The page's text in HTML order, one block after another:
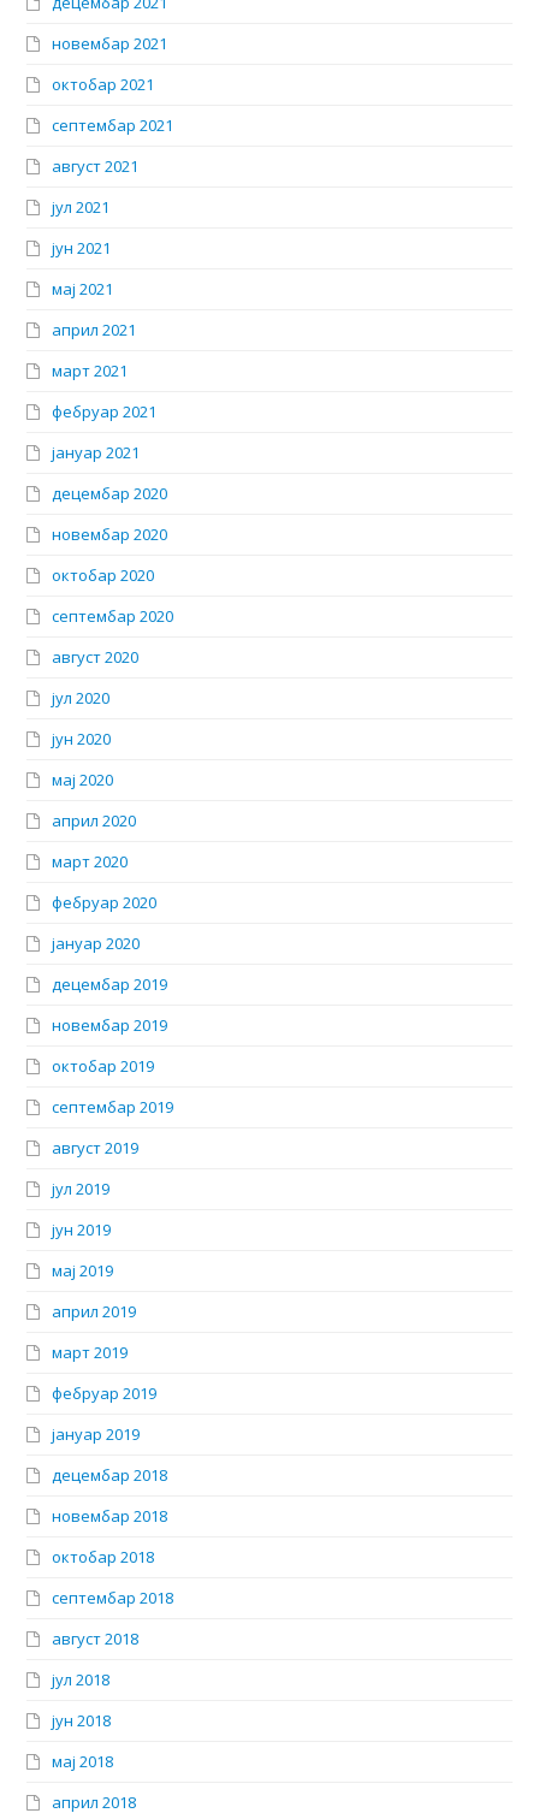
новембар 2021
октобар 2021
септембар 2021
август 2021
јул 2021
јун 2021
мај 2021
април 2021
март 2021
фебруар 2021
јануар 2021
децембар 2020
новембар 2020
октобар 2020
септембар 2020
август 2020
јул 2020
јун 2020
мај 2020
април 2020
март 2020
фебруар 2020
јануар 2020
децембар 2019
новембар 2019
октобар 2019
септембар 2019
август 2019
јул 2019
јун 2019
мај 2019
април 2019
март 2019
фебруар 2019
јануар 2019
децембар 2018
новембар 2018
октобар 2018
септембар 2018
август 2018
јул 2018
јун 2018
мај 2018
април 2018